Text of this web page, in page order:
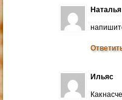
Наталья
Ильяс
Как